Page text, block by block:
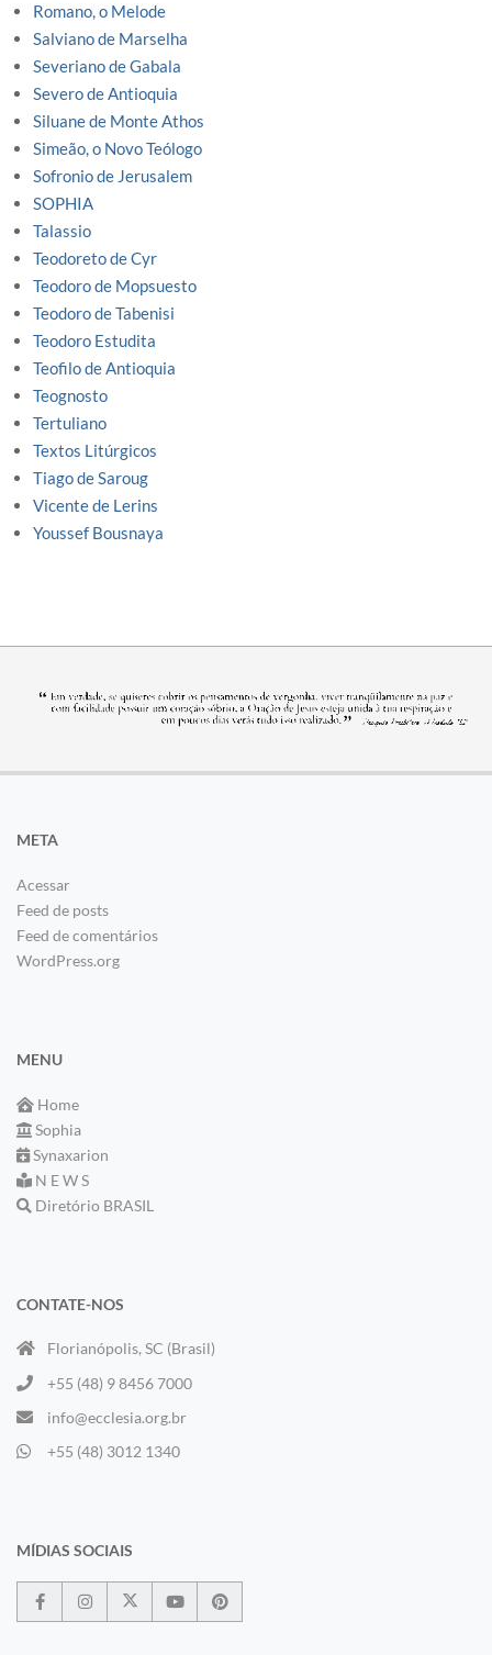
Romano, o Melode
Salviano de Marselha
Severiano de Gabala
Severo de Antioquia
Siluane de Monte Athos
Simeão, o Novo Teólogo
Sofronio de Jerusalem
SOPHIA
Talassio
Teodoreto de Cyr
Teodoro de Mopsuesto
Teodoro de Tabenisi
Teodoro Estudita
Teofilo de Antioquia
Teognosto
Tertuliano
Textos Litúrgicos
Tiago de Saroug
Vicente de Lerins
Youssef Bousnaya
META
Acessar
Feed de posts
Feed de comentários
WordPress.org
MENU
Home
Sophia
Synaxarion
N E W S
Diretório BRASIL
CONTATE-NOS
Florianópolis, SC (Brasil)
+55 (48) 9 8456 7000
info@ecclesia.org.br
+55 (48) 3012 1340
MÍDIAS SOCIAIS